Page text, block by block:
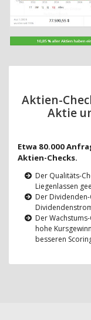
Aktien-
Aktie
Etwa 80.000
Aktien-Checks.
Der Qualitäts-
Liegenlassen
Der
Der
hohe
besseren